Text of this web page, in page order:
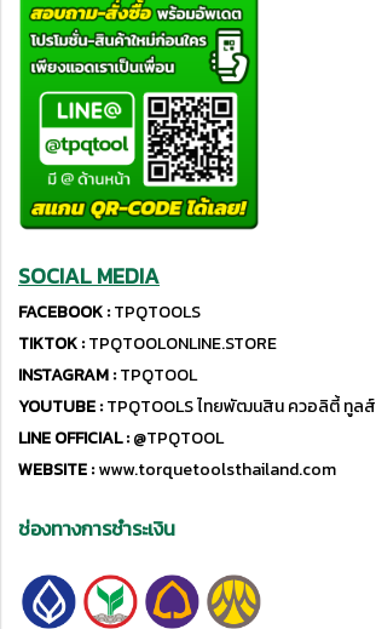
SOCIAL MEDIA
FACEBOOK :TPQTOOLS
TIKTOK :TPQTOOLONLINE.STORE
INSTAGRAM :TPQTOOL
YOUTUBE :TPQTOOLS ไทยพัฒนสิน ควอลิตี้ ทูลส์
LINE OFFICIAL :@TPQTOOL
WEBSITE :www.torquetoolsthailand.com
ช่องทางการชำระเงิน